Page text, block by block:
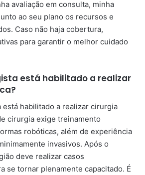
avaliação em consulta, minha
ao seu plano os recursos e
Caso não haja cobertura,
para garantir o melhor cuidado
está habilitado a realizar
habilitado a realizar cirurgia
cirurgia exige treinamento
robóticas, além de experiência
invasivos. Após o
deve realizar casos
se tornar plenamente capacitado. É